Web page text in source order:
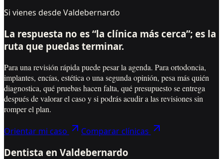
Si vienes desde Valdebernardo
La respuesta no es “la clínica más cerca”; es la
ruta que puedas terminar.
Para una revisión rápida puede pesar la agenda. Para ortodoncia,
implantes, encías, estética o una segunda opinión, pesa más quién
diagnostica, qué pruebas hacen falta, qué presupuesto se entrega
después de valorar el caso y si podrás acudir a las revisiones sin
romper el plan.
Orientar mi caso Comparar clínicas
Dentista en Valdebernardo